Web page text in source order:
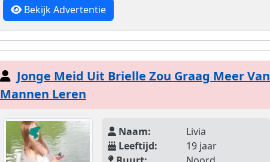
Bekijk Advertentie
Jonge Meid Uit Brielle Zou Graag Meer Van
Mannen Leren
Naam:
Livia
Leeftijd:
19 jaar